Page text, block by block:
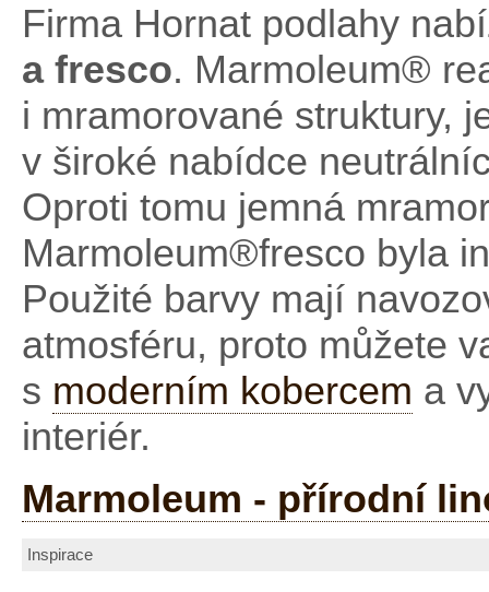
Firma Hornat podlahy
a fresco. Marmoleum®
i mramorované struktury,
v široké nabídce
Oproti tomu jemná
Marmoleum®fresco byla
Použité barvy mají
atmosféru, proto můžete
s moderním kobercem a
interiér.
Marmoleum - přírodní
Inspirace